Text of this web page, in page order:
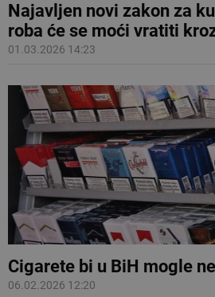
Najavljen novi zakon za
roba će se moći vratiti
01.03.2026 14:23
Cigarete bi u BiH mogle
06.02.2026 12:20